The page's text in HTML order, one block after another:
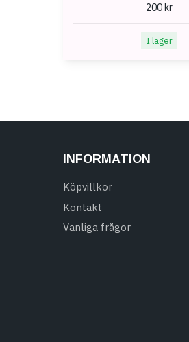
200 kr
I lager
INFORMATION
Köpvillkor
Kontakt
Vanliga frågor